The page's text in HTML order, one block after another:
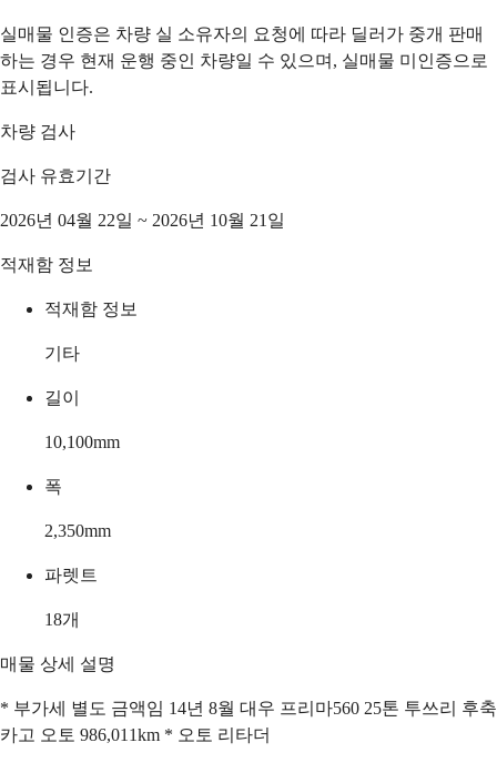
실매물 인증은 차량 실 소유자의 요청에 따라 딜러가 중개 판매
하는 경우 현재 운행 중인 차량일 수 있으며, 실매물 미인증으로
표시됩니다.
차량 검사
검사 유효기간
2026년 04월 22일 ~ 2026년 10월 21일
적재함 정보
적재함 정보
기타
길이
10,100mm
폭
2,350mm
파렛트
18개
매물 상세 설명
* 부가세 별도 금액임 14년 8월 대우 프리마560 25톤 투쓰리 후축
카고 오토 986,011km * 오토 리타더